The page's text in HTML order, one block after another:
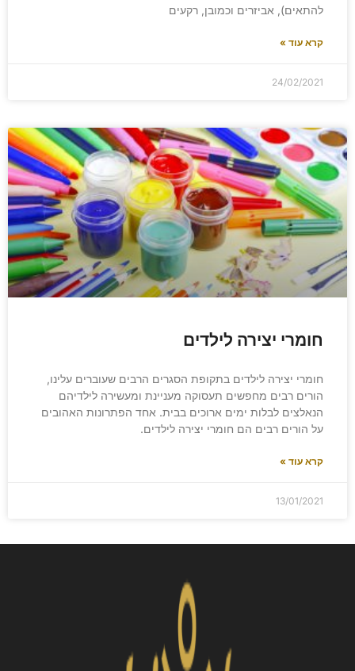
להתאים), אביזרים וכמובן, רקעים
קרא עוד »
24/02/2021
חומרי יצירה לילדים
חומרי יצירה לילדים בתקופת הסגרים הרבים שעוברים עלינו,
הורים רבים מחפשים תעסוקה מעניינת ומעשירה לילדיהם
הנאלצים לבלות ימים ארוכים בבית. אחד הפתרונות האהובים
על הורים רבים הם חומרי יצירה לילדים.
קרא עוד »
13/01/2021